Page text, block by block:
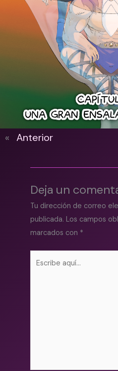
« Anterior
Deja un
Tu dirección de correo
publicada. Los campos
marcados con *